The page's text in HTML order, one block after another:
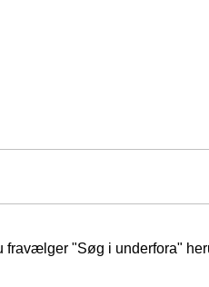
fravælger "Søg i underfora"